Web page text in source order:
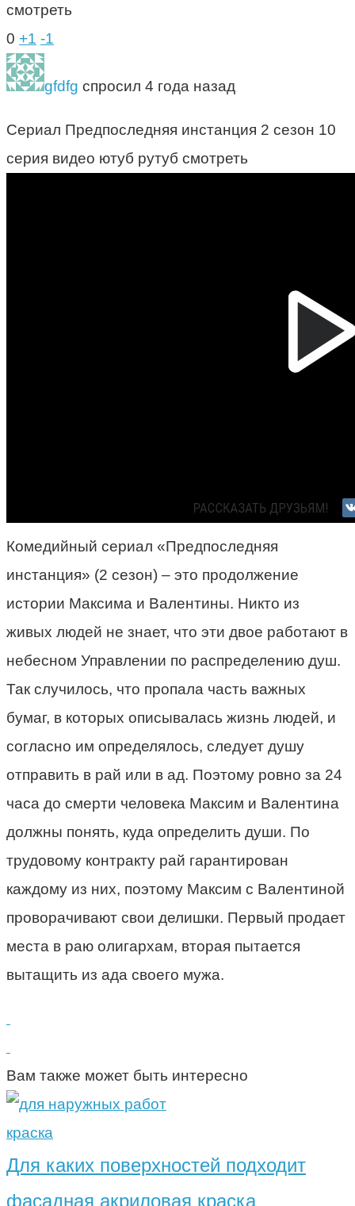
смотреть
0 +1 -1
gfdfg спросил 4 года назад
Сериал Предпоследняя инстанция 2 сезон 10
серия видео ютуб рутуб смотреть
Комедийный сериал «Предпоследняя
инстанция» (2 сезон) – это продолжение
истории Максима и Валентины. Никто из
живых людей не знает, что эти двое работают в
небесном Управлении по распределению душ.
Так случилось, что пропала часть важных
бумаг, в которых описывалась жизнь людей, и
согласно им определялось, следует душу
отправить в рай или в ад. Поэтому ровно за 24
часа до смерти человека Максим и Валентина
должны понять, куда определить души. По
трудовому контракту рай гарантирован
каждому из них, поэтому Максим с Валентиной
проворачивают свои делишки. Первый продает
места в раю олигархам, вторая пытается
вытащить из ада своего мужа.
Вам также может быть интересно
краска
Для каких поверхностей подходит
фасадная акриловая краска